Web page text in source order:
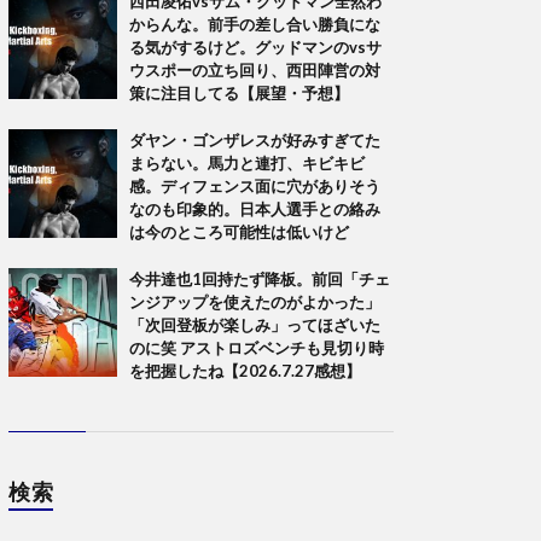
からんな。前手の差し合い勝負にな
る気がするけど。グッドマンのvsサ
ウスポーの立ち回り、西田陣営の対
策に注目してる【展望・予想】
ダヤン・ゴンザレスが好みすぎてた
まらない。馬力と連打、キビキビ
感。ディフェンス面に穴がありそう
なのも印象的。日本人選手との絡み
は今のところ可能性は低いけど
今井達也1回持たず降板。前回「チェ
ンジアップを使えたのがよかった」
「次回登板が楽しみ」ってほざいた
のに笑 アストロズベンチも見切り時
を把握したね【2026.7.27感想】
検索